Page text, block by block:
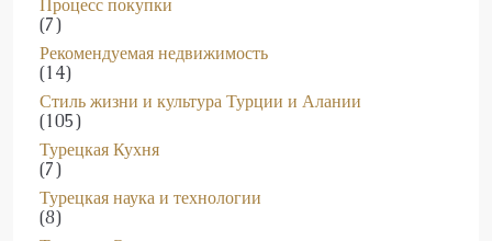
Процесс покупки
(7)
Рекомендуемая недвижимость
(14)
Стиль жизни и культура Турции и Алании
(105)
Турецкая Кухня
(7)
Турецкая наука и технологии
(8)